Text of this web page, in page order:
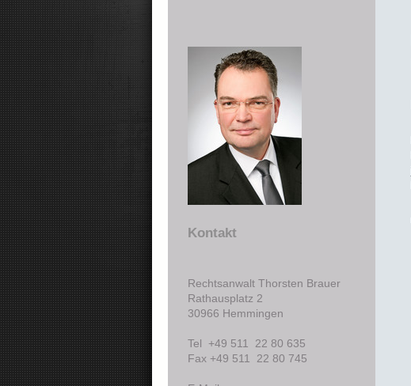
Kontakt
Rechtsanwalt Thorsten Brauer
Rathausplatz 2
30966 Hemmingen
Tel +49 511 22 80 635
Fax +49 511 22 80 745